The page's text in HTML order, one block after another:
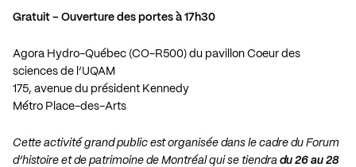
Gratuit – Ouverture des portes à 17h30
Agora Hydro-Québec (CO-R500) du pavillon Coeur des
sciences de l’UQAM
175, avenue du président Kennedy
Métro Place-des-Arts
Cette activité grand public est organisée dans le cadre du Forum
d’histoire et de patrimoine de Montréal qui se tiendra du 26 au 28